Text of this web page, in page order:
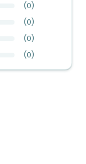
(0)
(0)
(0)
(0)